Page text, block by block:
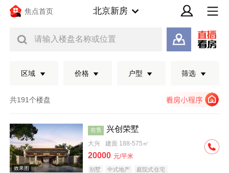
焦点首页 北京新房
请输入楼盘名称或位置
区域 价格 户型 筛选
共191个楼盘
在售 兴创荣墅
大兴 建面 188-575㎡
20000 元/平米
别墅 中式地产 庭院式住宅